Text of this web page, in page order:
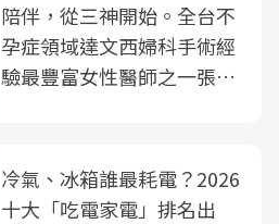
陪伴，從三神開始。全台不
孕症領域達文西婦科手術經
驗最豐富女性醫師之一張永
光田醫院建構360度女性健
康照護生態圈
冷氣、冰箱誰最耗電？2026
十大「吃電家電」排名出